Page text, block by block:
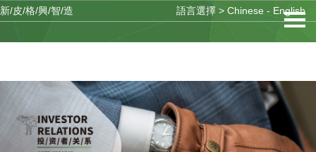
新/皮/格/興/智/造 語言選擇 > Chinese - English